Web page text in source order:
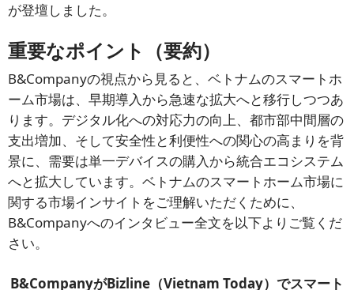
が登壇しました。
重要なポイント（要約）
B&Companyの視点から見ると、ベトナムのスマートホ
ーム市場は、早期導入から急速な拡大へと移行しつつあ
ります。デジタル化への対応力の向上、都市部中間層の
支出増加、そして安全性と利便性への関心の高まりを背
景に、需要は単一デバイスの購入から統合エコシステム
へと拡大しています。ベトナムのスマートホーム市場に
関する市場インサイトをご理解いただくために、
B&Companyへのインタビュー全文を以下よりご覧くだ
さい。
B&CompanyがBizline（Vietnam Today）でスマート